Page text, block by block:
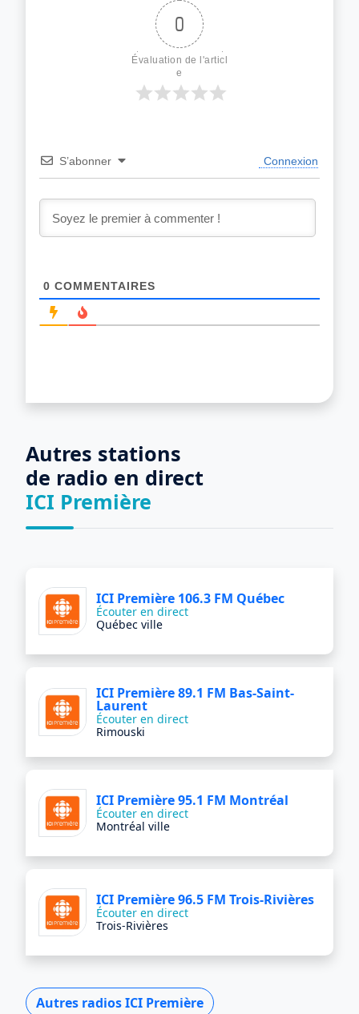
0
Évaluation de l'articl
e
S’abonner Connexion
0 COMMENTAIRES
Autres stations
de radio en direct
ICI Première
ICI Première 106.3 FM Québec
Écouter en direct
Québec ville
ICI Première 89.1 FM Bas-Saint-
Laurent
Écouter en direct
Rimouski
ICI Première 95.1 FM Montréal
Écouter en direct
Montréal ville
ICI Première 96.5 FM Trois-Rivières
Écouter en direct
Trois-Rivières
Autres radios ICI Première